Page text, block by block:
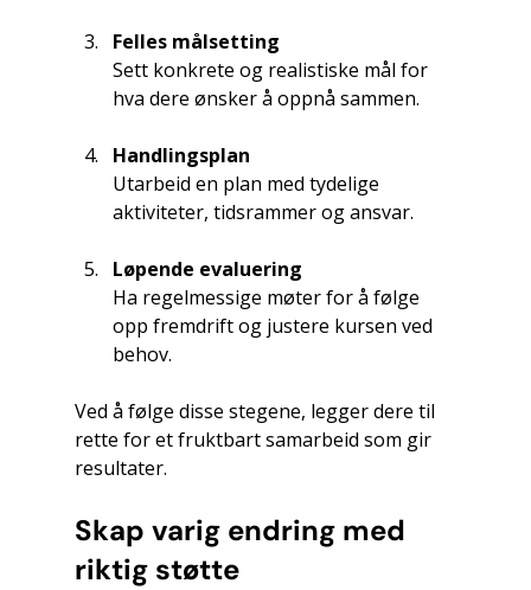
Felles målsetting
Sett konkrete og realistiske mål for
hva dere ønsker å oppnå sammen.
Handlingsplan
Utarbeid en plan med tydelige
aktiviteter, tidsrammer og ansvar.
Løpende evaluering
Ha regelmessige møter for å følge
opp fremdrift og justere kursen ved
behov.
Ved å følge disse stegene, legger dere til
rette for et fruktbart samarbeid som gir
resultater.
Skap varig endring med
riktig støtte